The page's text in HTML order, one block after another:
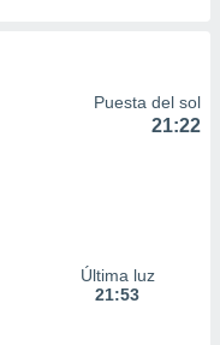
Puesta del sol
21:22
Última luz
21:53